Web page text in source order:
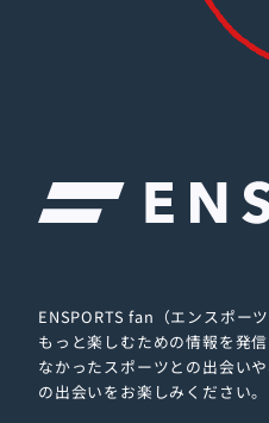
ENSPORTS fan（エンスポー
もっと楽しむための情報を発
なかったスポーツとの出会い
の出会いをお楽しみください。